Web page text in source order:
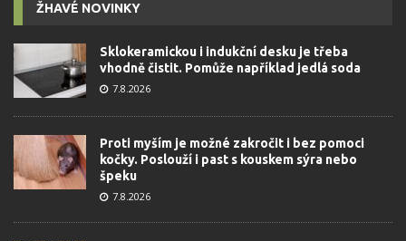
ŽHAVÉ NOVINKY
Sklokeramickou i indukční desku je třeba
vhodně čistit. Pomůže například jedlá soda
7.8.2026
Proti myším je možné zakročit i bez pomoci
kočky. Poslouží i past s kouskem sýra nebo
špeku
7.8.2026